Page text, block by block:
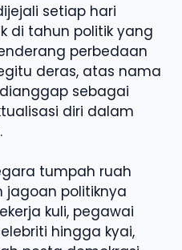
setiap hari
di tahun politik yang
perbedaan
deras, atas nama
sebagai
diri dalam
tumpah ruah
jagoan politiknya
kuli, pegawai
hingga kyai,